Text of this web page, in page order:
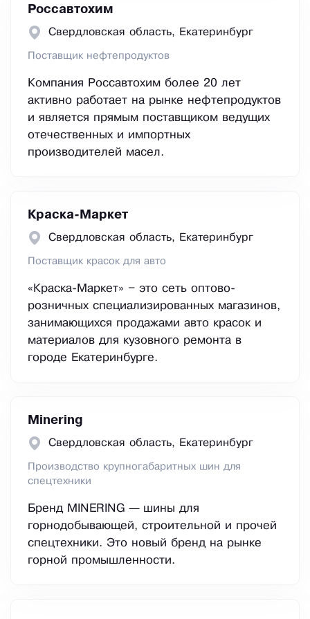
Россавтохим
Свердловская область, Екатеринбург
Поставщик нефтепродуктов
Компания Россавтохим более 20 лет
активно работает на рынке нефтепродуктов
и является прямым поставщиком ведущих
отечественных и импортных
производителей масел.
Краска-Маркет
Свердловская область, Екатеринбург
Поставщик красок для авто
«Краска-Маркет» – это сеть оптово-
розничных специализированных магазинов,
занимающихся продажами авто красок и
материалов для кузовного ремонта в
городе Екатеринбурге.
Minering
Свердловская область, Екатеринбург
Производство крупногабаритных шин для
спецтехники
Бренд MINERING — шины для
горнодобывающей, строительной и прочей
спецтехники. Это новый бренд на рынке
горной промышленности.